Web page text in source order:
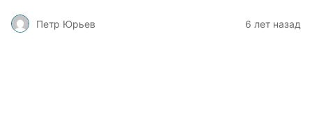
Петр Юрьев 6 лет назад